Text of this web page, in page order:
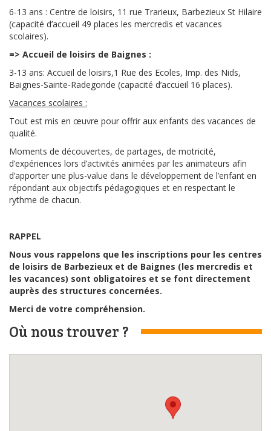
6-13 ans : Centre de loisirs, 11 rue Trarieux, Barbezieux St Hilaire
(capacité d’accueil 49 places les mercredis et vacances
scolaires).
=> Accueil de loisirs de Baignes :
3-13 ans: Accueil de loisirs,1 Rue des Ecoles, Imp. des Nids,
Baignes-Sainte-Radegonde (capacité d’accueil 16 places).
Vacances scolaires :
Tout est mis en œuvre pour offrir aux enfants des vacances de
qualité.
Moments de découvertes, de partages, de motricité,
d’expériences lors d’activités animées par les animateurs afin
d’apporter une plus-value dans le développement de l’enfant en
répondant aux objectifs pédagogiques et en respectant le
rythme de chacun.
RAPPEL
Nous vous rappelons que les inscriptions pour les centres
de loisirs de Barbezieux et de Baignes (les mercredis et
les vacances) sont obligatoires et se font directement
auprès des structures concernées.
Merci de votre compréhension.
Où nous trouver ?